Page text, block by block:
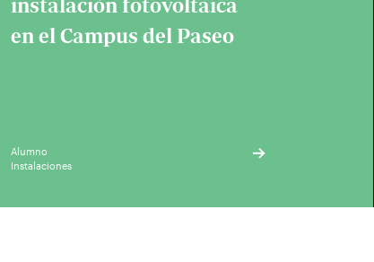
instalación fotovoltaica
en el Campus del Paseo
Alumno
Instalaciones